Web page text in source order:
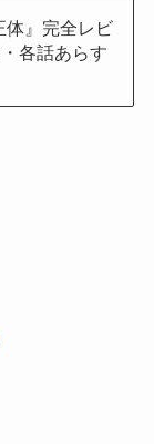
体』完全レビ
各話あらす